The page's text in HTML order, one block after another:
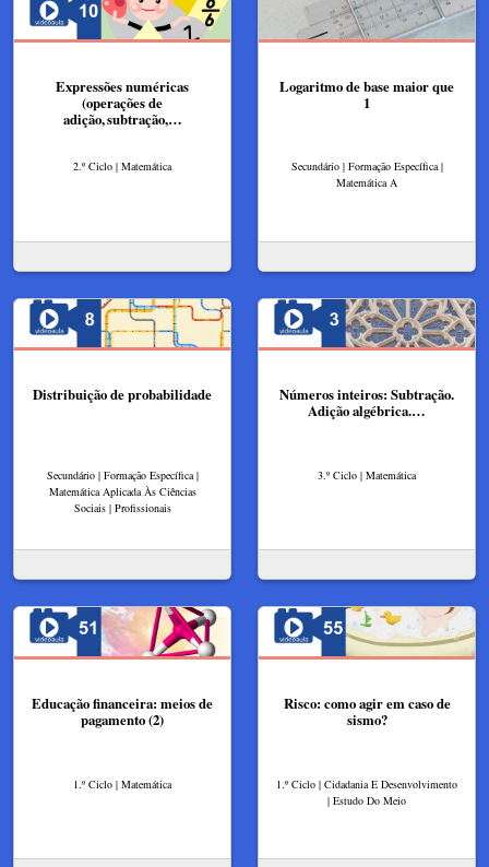
Expressões numéricas
(operações de
adição, subtração,…
2.º Ciclo | Matemática
Logaritmo de base maior que
1
Secundário | Formação Específica |
Matemática A
Distribuição de probabilidade
Secundário | Formação Específica |
Matemática Aplicada Às Ciências
Sociais | Profissionais
Números inteiros: Subtração.
Adição algébrica.…
3.º Ciclo | Matemática
Educação financeira: meios de
pagamento (2)
1.º Ciclo | Matemática
Risco: como agir em caso de
sismo?
1.º Ciclo | Cidadania E Desenvolvimento
| Estudo Do Meio